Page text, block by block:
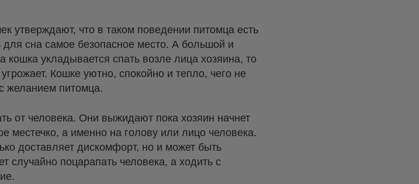
утверждают, что в таком поведении питомца есть
сна самое безопасное место. А большой и
укладывается спать возле лица хозяина, то
Кошке уютно, спокойно и тепло, чего не
желанием питомца.
от человека. Они выжидают пока хозяин начнет
местечко, а именно на голову или лицо человека.
доставляет дискомфорт, но и может быть
случайно поцарапать человека, а ходить с